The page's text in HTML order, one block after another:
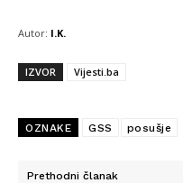
Autor: I.K.
IZVOR Vijesti.ba
OZNAKE GSS posušje
Prethodni članak